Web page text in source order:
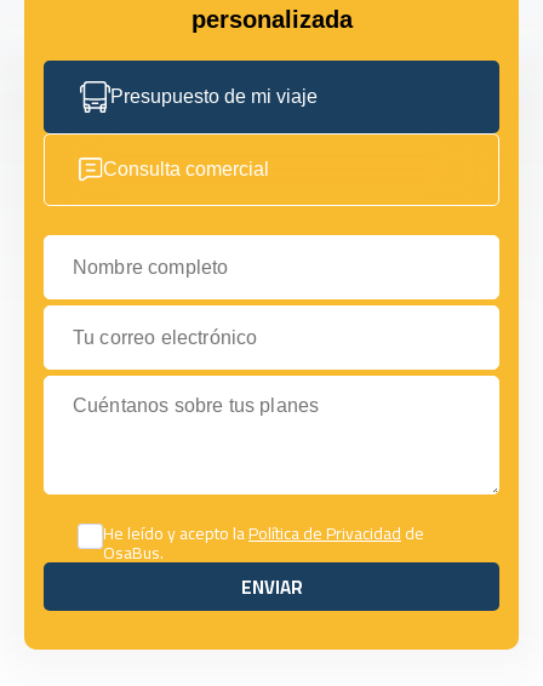
personalizada
Presupuesto de mi viaje
Consulta comercial
Nombre completo
Tu correo electrónico
Cuéntanos sobre tus planes
He leído y acepto laPolítica de Privacidadde
OsaBus.
ENVIAR
ENVIAR